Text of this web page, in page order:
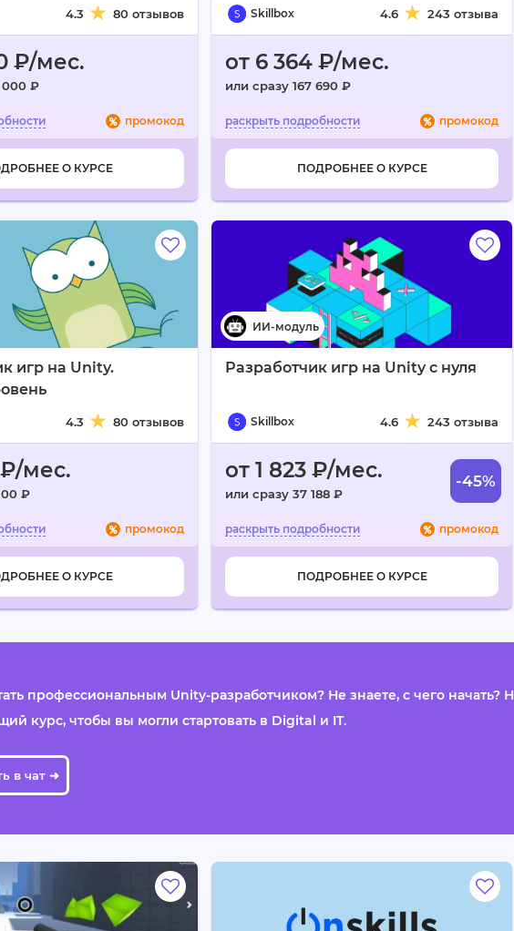
4.3 80 отзывов
₽/мес.
000 ₽
промокод
О КУРСЕ
Skillbox 4.6 243 отзыва
от 6 364 ₽/мес.
или сразу 167 690 ₽
промокод
ПОДРОБНЕЕ О КУРСЕ
игр на Unity.
4.3 80 отзывов
₽/мес.
₽
промокод
О КУРСЕ
Разработчик игр на Unity с нуля
Skillbox 4.6 243 отзыва
от 1 823 ₽/мес.
или сразу 37 188 ₽
-45%
промокод
ПОДРОБНЕЕ О КУРСЕ
профессиональным Unity-разработчиком? Не знаете, с чего
курс, чтобы вы могли стартовать в Digital и IT.
в чат ➜